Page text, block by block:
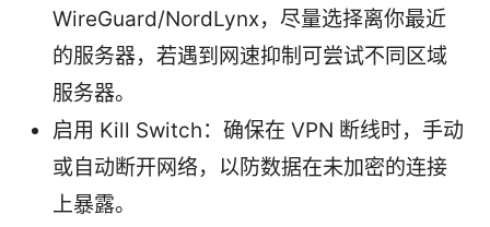
WireGuard/NordLynx，尽量选择离你最近
的服务器，若遇到网速抑制可尝试不同区域
服务器。
启用 Kill Switch：确保在 VPN 断线时，手动
或自动断开网络，以防数据在未加密的连接
上暴露。